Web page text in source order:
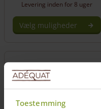
Toestemming
Levering inden for 8 uger
Vælg muligheder
har
flere
varianter.
Mulighederne
kan